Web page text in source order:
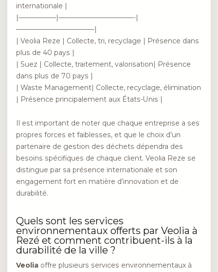
internationale |
|—————–|———————————-|
———————————–|
| Veolia Reze | Collecte, tri, recyclage | Présence dans
plus de 40 pays |
| Suez | Collecte, traitement, valorisation| Présence
dans plus de 70 pays |
| Waste Management| Collecte, recyclage, élimination
| Présence principalement aux États-Unis |
Il est important de noter que chaque entreprise a ses
propres forces et faiblesses, et que le choix d’un
partenaire de gestion des déchets dépendra des
besoins spécifiques de chaque client. Veolia Reze se
distingue par sa présence internationale et son
engagement fort en matière d’innovation et de
durabilité.
Quels sont les services
environnementaux offerts par Veolia à
Rezé et comment contribuent-ils à la
durabilité de la ville ?
Veolia offre plusieurs services environnementaux à